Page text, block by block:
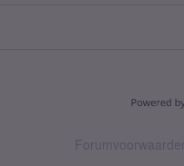
Forumvoorwaarden